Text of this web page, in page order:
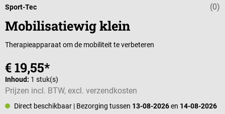
Gemiddelde
(0)
Sport-Tec
Mobilisatiewig klein
Therapieapparaat om de mobiliteit te verbeteren
€ 19,55*
Inhoud: 1 stuk(s)
Prijzen incl. BTW, excl. verzendkosten
Direct beschikbaar | Bezorging tussen 13-08-2026en 14-08-2026